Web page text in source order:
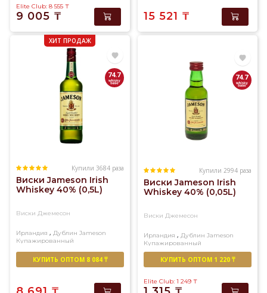
Elite Club: 8 555 ₸
9 005 ₸ 15 521 ₸
ХИТ ПРОДАЖ
74.7
Купили 3684 раза
Виски Jameson Irish
Whiskey 40% (0,5L)
Виски Джемесон
Ирландия , Дублин Jameson
Купажированный
КУПИТЬ ОПТОМ 8 084 ₸
74.7
Купили 2994 раза
Виски Jameson Irish
Whiskey 40% (0,05L)
Виски Джемесон
Ирландия , Дублин Jameson
Купажированный
КУПИТЬ ОПТОМ 1 220 ₸
Elite Club: 1 249 ₸